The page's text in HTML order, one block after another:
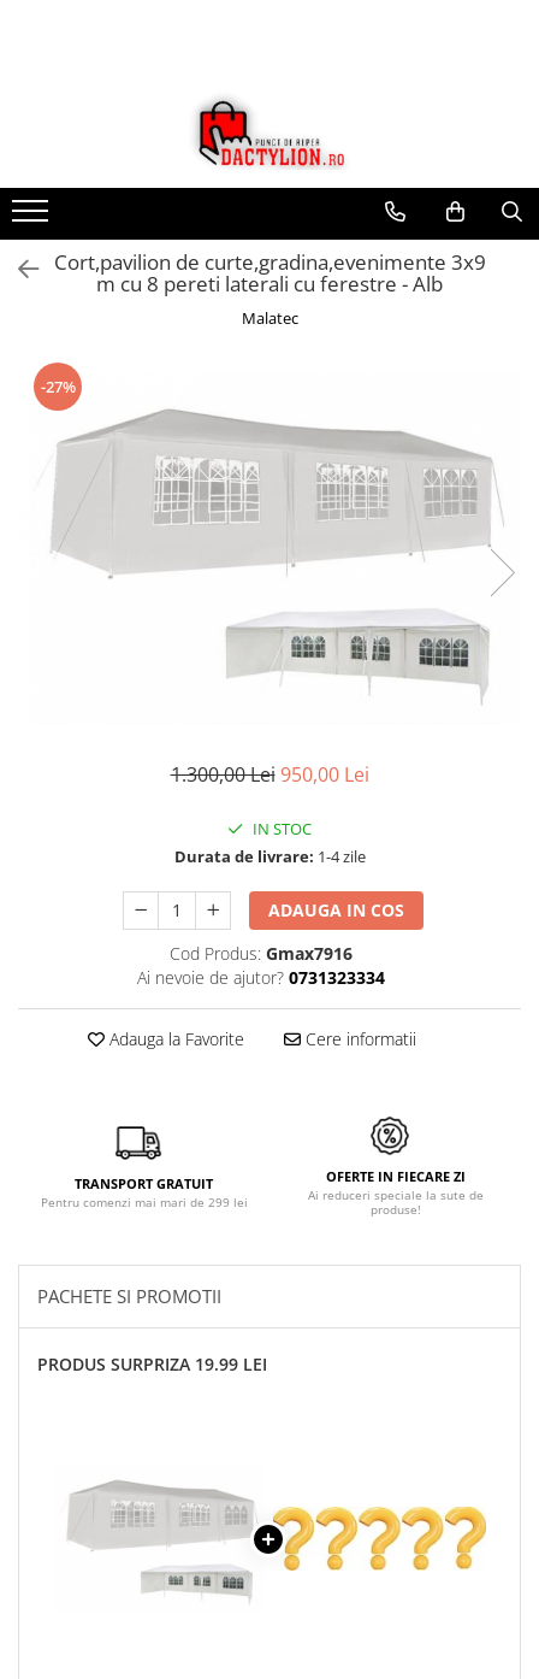
Cort,pavilion de curte,gradina,evenimente 3x9
m cu 8 pereti laterali cu ferestre - Alb
Malatec
-27%
1.300,00 Lei 950,00 Lei
IN STOC
Durata de livrare: 1-4 zile
ADAUGA IN COS
Cod Produs: Gmax7916
Ai nevoie de ajutor? 0731323334
Adauga la Favorite Cere informatii
TRANSPORT GRATUIT
Pentru comenzi mai mari de 299 lei
OFERTE IN FIECARE ZI
Ai reduceri speciale la sute de
produse!
PACHETE SI PROMOTII
PRODUS SURPRIZA 19.99 LEI